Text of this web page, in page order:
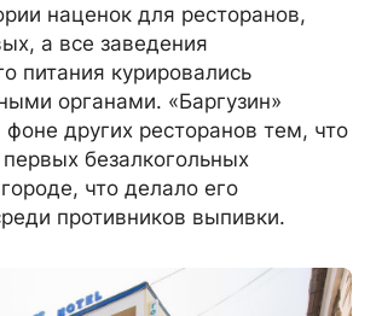
наценок для ресторанов,
а все заведения
питания курировались
органами. «Баргузин»
других ресторанов тем, что
безалкогольных
что делало его
противников выпивки.